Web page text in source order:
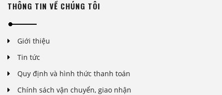
THÔNG TIN VỀ CHÚNG TÔI
Giới thiệu
Tin tức
Quy định và hình thức thanh toán
Chính sách vận chuyển, giao nhận